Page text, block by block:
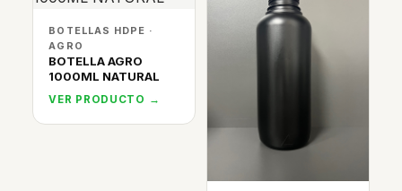
BOTELLAS HDPE ·
AGRO
BOTELLA AGRO
1000ML NATURAL
VER PRODUCTO →